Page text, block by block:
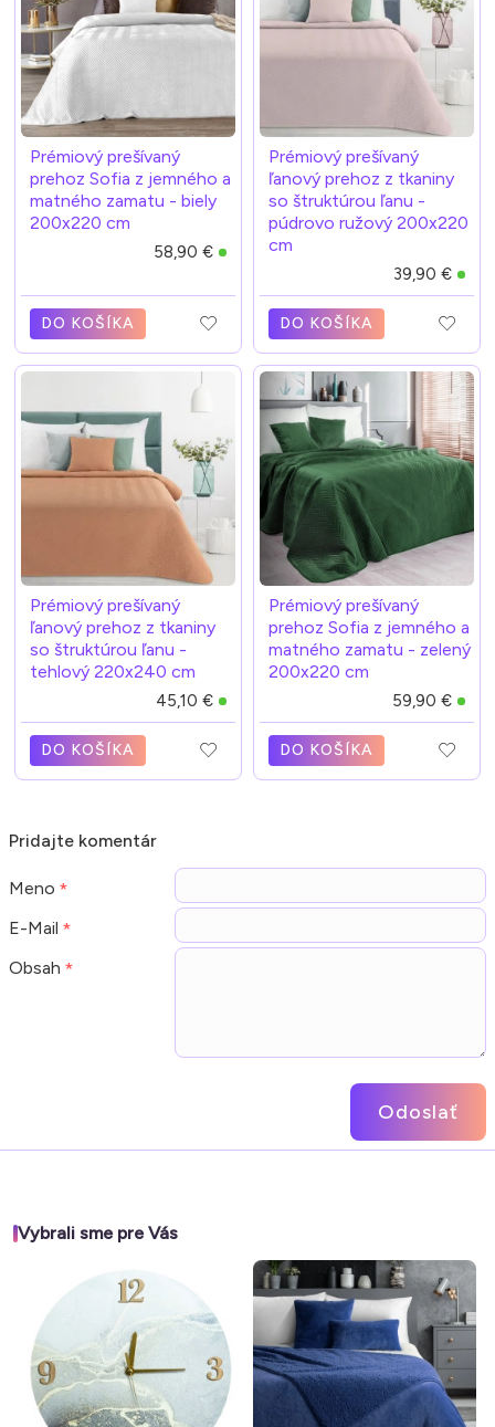
Prémiový prešívaný
prehoz Sofia z jemného a
matného zamatu - biely
200x220 cm
58,90 €
DO KOŠÍKA
Prémiový prešívaný
ľanový prehoz z tkaniny
so štruktúrou ľanu -
púdrovo ružový 200x220
cm
39,90 €
DO KOŠÍKA
Prémiový prešívaný
ľanový prehoz z tkaniny
so štruktúrou ľanu -
tehlový 220x240 cm
45,10 €
DO KOŠÍKA
Prémiový prešívaný
prehoz Sofia z jemného a
matného zamatu - zelený
200x220 cm
59,90 €
DO KOŠÍKA
Pridajte komentár
Meno
E-Mail
Obsah
Odoslať
Vybrali sme pre Vás